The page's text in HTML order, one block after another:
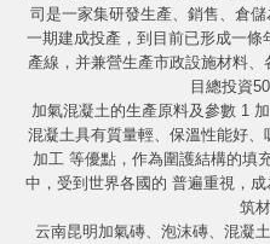
司是一家集研發生產、銷售、倉
一期建成投產，到目前已形成一
產線，并兼營生產市政設施材料
目總投資
加氣混凝土的生產原料及參數 1
混凝土具有質量輕、保溫性能好
加工 等優點，作為圍護結構的填
中，受到世界各國的 普遍重視，
筑材
云南昆明加氣磚、泡沫磚、混凝